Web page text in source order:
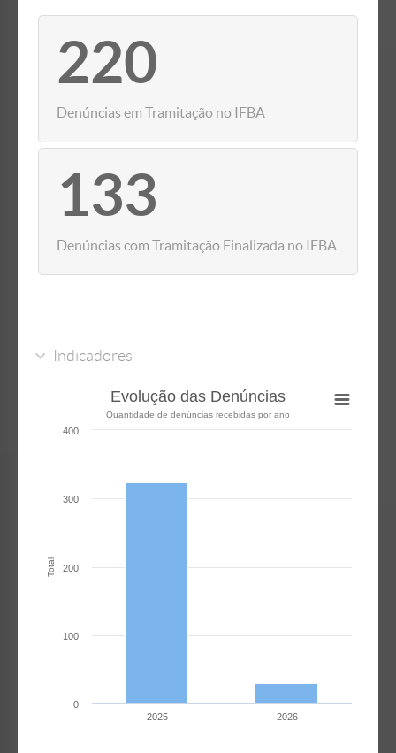
220
Denúncias em Tramitação no IFBA
133
Denúncias com Tramitação Finalizada no IFBA
Indicadores
Total
Evolução das Denúncias
Quantidade de denúncias recebidas por ano
2025 2026
0
100
200
300
400